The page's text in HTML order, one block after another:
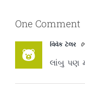
One Comment
વિવેક ટેલર
લાંબુ પણ